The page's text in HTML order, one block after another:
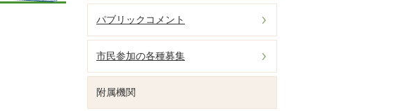
パブリックコメント
市民参加の各種募集
附属機関